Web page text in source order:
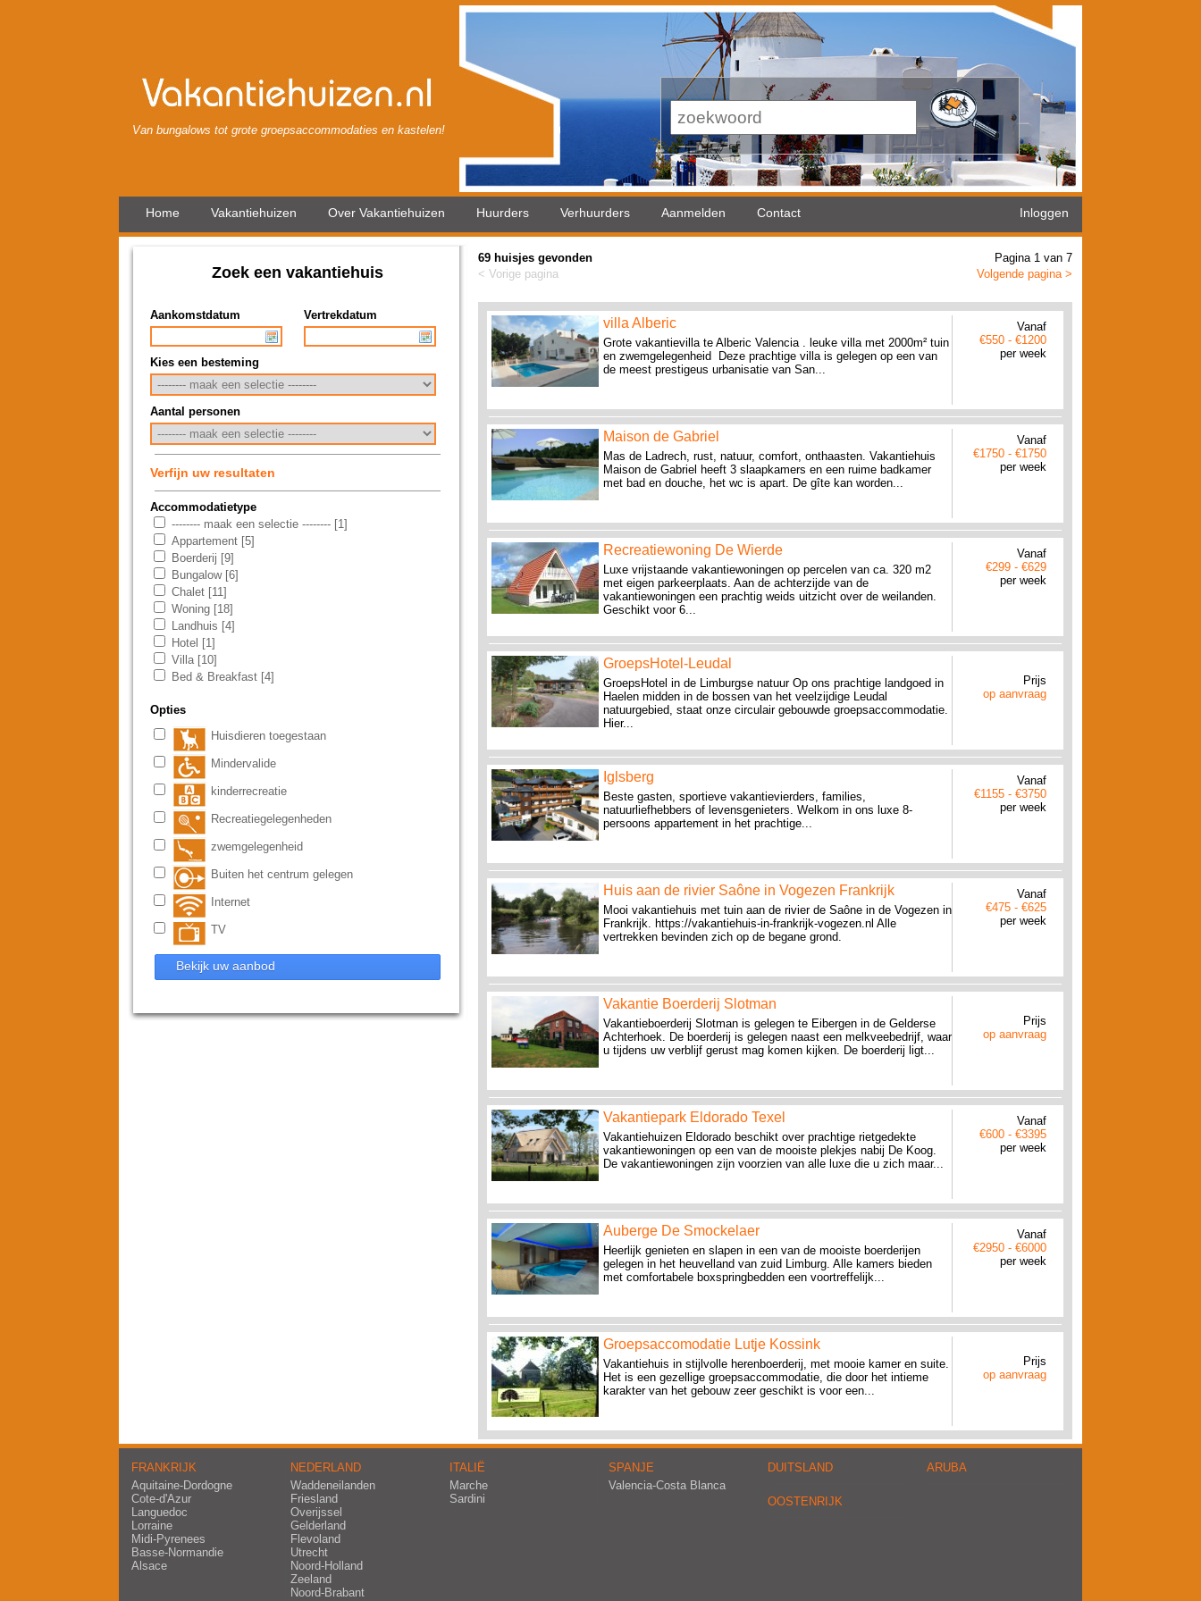
Van bungalows tot grote groepsaccommodaties en kastelen!
Home Vakantiehuizen Over Vakantiehuizen Huurders Verhuurders Aanmelden Contact Inloggen
Zoek een vakantiehuis
Aankomstdatum Vertrekdatum
Kies een besteming
Aantal personen
Verfijn uw resultaten
Accommodatietype
-------- maak een selectie -------- [1]
Appartement [5]
Boerderij [9]
Bungalow [6]
Chalet [11]
Woning [18]
Landhuis [4]
Hotel [1]
Villa [10]
Bed & Breakfast [4]
Opties
Huisdieren toegestaan
Mindervalide
kinderrecreatie
Recreatiegelegenheden
zwemgelegenheid
Buiten het centrum gelegen
Internet
TV
Bekijk uw aanbod
69 huisjes gevonden
< Vorige pagina
Pagina 1 van 7
Volgende pagina >
villa Alberic
Grote vakantievilla te Alberic Valencia . leuke villa met 2000m² tuin
en zwemgelegenheid Deze prachtige villa is gelegen op een van
de meest prestigeus urbanisatie van San...
Vanaf
€550 - €1200
per week
Maison de Gabriel
Mas de Ladrech, rust, natuur, comfort, onthaasten. Vakantiehuis
Maison de Gabriel heeft 3 slaapkamers en een ruime badkamer
met bad en douche, het wc is apart. De gîte kan worden...
Vanaf
€1750 - €1750
per week
Recreatiewoning De Wierde
Luxe vrijstaande vakantiewoningen op percelen van ca. 320 m2
met eigen parkeerplaats. Aan de achterzijde van de
vakantiewoningen een prachtig weids uitzicht over de weilanden.
Geschikt voor 6...
Vanaf
€299 - €629
per week
GroepsHotel-Leudal
GroepsHotel in de Limburgse natuur Op ons prachtige landgoed in
Haelen midden in de bossen van het veelzijdige Leudal
natuurgebied, staat onze circulair gebouwde groepsaccommodatie.
Hier...
Prijs
op aanvraag
Iglsberg
Beste gasten, sportieve vakantievierders, families,
natuurliefhebbers of levensgenieters. Welkom in ons luxe 8-
persoons appartement in het prachtige...
Vanaf
€1155 - €3750
per week
Huis aan de rivier Saône in Vogezen Frankrijk
Mooi vakantiehuis met tuin aan de rivier de Saône in de Vogezen in
Frankrijk. https://vakantiehuis-in-frankrijk-vogezen.nl Alle
vertrekken bevinden zich op de begane grond.
Vanaf
€475 - €625
per week
Vakantie Boerderij Slotman
Vakantieboerderij Slotman is gelegen te Eibergen in de Gelderse
Achterhoek. De boerderij is gelegen naast een melkveebedrijf, waar
u tijdens uw verblijf gerust mag komen kijken. De boerderij ligt...
Prijs
op aanvraag
Vakantiepark Eldorado Texel
Vakantiehuizen Eldorado beschikt over prachtige rietgedekte
vakantiewoningen op een van de mooiste plekjes nabij De Koog.
De vakantiewoningen zijn voorzien van alle luxe die u zich maar...
Vanaf
€600 - €3395
per week
Auberge De Smockelaer
Heerlijk genieten en slapen in een van de mooiste boerderijen
gelegen in het heuvelland van zuid Limburg. Alle kamers bieden
met comfortabele boxspringbedden een voortreffelijk...
Vanaf
€2950 - €6000
per week
Groepsaccomodatie Lutje Kossink
Vakantiehuis in stijlvolle herenboerderij, met mooie kamer en suite.
Het is een gezellige groepsaccommodatie, die door het intieme
karakter van het gebouw zeer geschikt is voor een...
Prijs
op aanvraag
FRANKRIJK
Aquitaine-Dordogne
Cote-d'Azur
Languedoc
Lorraine
Midi-Pyrenees
Basse-Normandie
Alsace
NEDERLAND
Waddeneilanden
Friesland
Overijssel
Gelderland
Flevoland
Utrecht
Noord-Holland
Zeeland
Noord-Brabant
ITALIË
Marche
Sardini
SPANJE
Valencia-Costa Blanca
DUITSLAND ARUBA
OOSTENRIJK